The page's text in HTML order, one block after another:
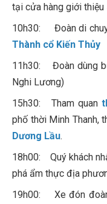
tại cửa hàng giới
10h30: Đoàn di
Thành cổ Kiến Thủy
11h30: Đoàn dùng
Nghi Lương)
15h30: Tham quan
phố thời Minh Thanh,
Dương Lầu.
18h00: Quý khách
phá ẩm thực địa
19h00: Xe đón